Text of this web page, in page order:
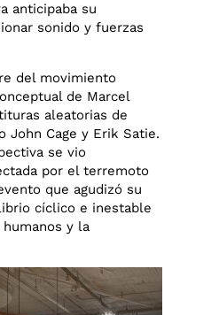
anticipaba su
sonido y fuerzas
del movimiento
de Marcel
aleatorias de
John Cage y Erik Satie.
se vio
por el terremoto
que agudizó su
cíclico e inestable
y la